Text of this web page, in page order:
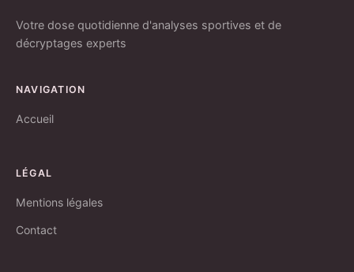
Votre dose quotidienne d'analyses sportives et de
décryptages experts
NAVIGATION
Accueil
LÉGAL
Mentions légales
Contact